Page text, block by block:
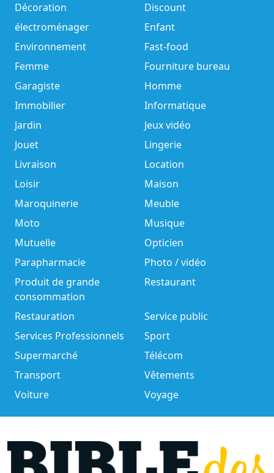
Décoration
Discount
électroménager
Enfant
Environnement
Fast-food
Femme
Fourniture bureau
Garagiste
Homme
Immobilier
Informatique
Jardin
Jeux vidéo
Jouet
Lingerie
Livraison
Location
Loisir
Maison
Maroquinerie
Meuble
Moto
Musique
Mutuelle
Opticien
Parapharmacie
Photo / vidéo
Produit de grande
consommation
Restaurant
Restauration
Service public
Services Professionnels
Sport
Supermarché
Télécom
Transport
Vêtements
Voiture
Voyage